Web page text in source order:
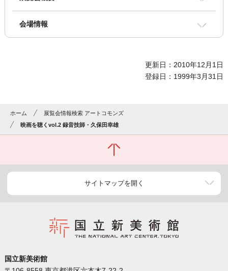
会場情報
更新日：2010年12月1日
登録日：1999年3月31日
ホーム
展覧会情報検索 アートコモンズ
映画を聴くvol.2 録音技師・久保田幸雄
サイトマップを開く
国立新美術館